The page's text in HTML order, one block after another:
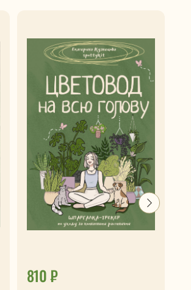
810 ₽